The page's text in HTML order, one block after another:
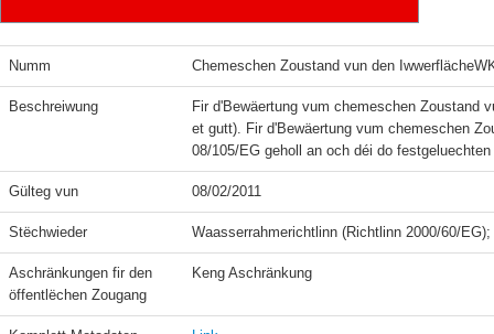
Numm Chemeschen Zoustand vun den
Beschreiwung
Fir d'Bewäertung vum chemeschen Zoustand
et gutt). Fir d'Bewäertung vum chemeschen
08/105/EG geholl an och déi do
Gülteg vun 08/02/2011
Stëchwieder Waasserrahmerichtlinn (Richtlinn 2000/60/
Aschränkungen fir den
öffentlëchen Zougang
Keng Aschränkung